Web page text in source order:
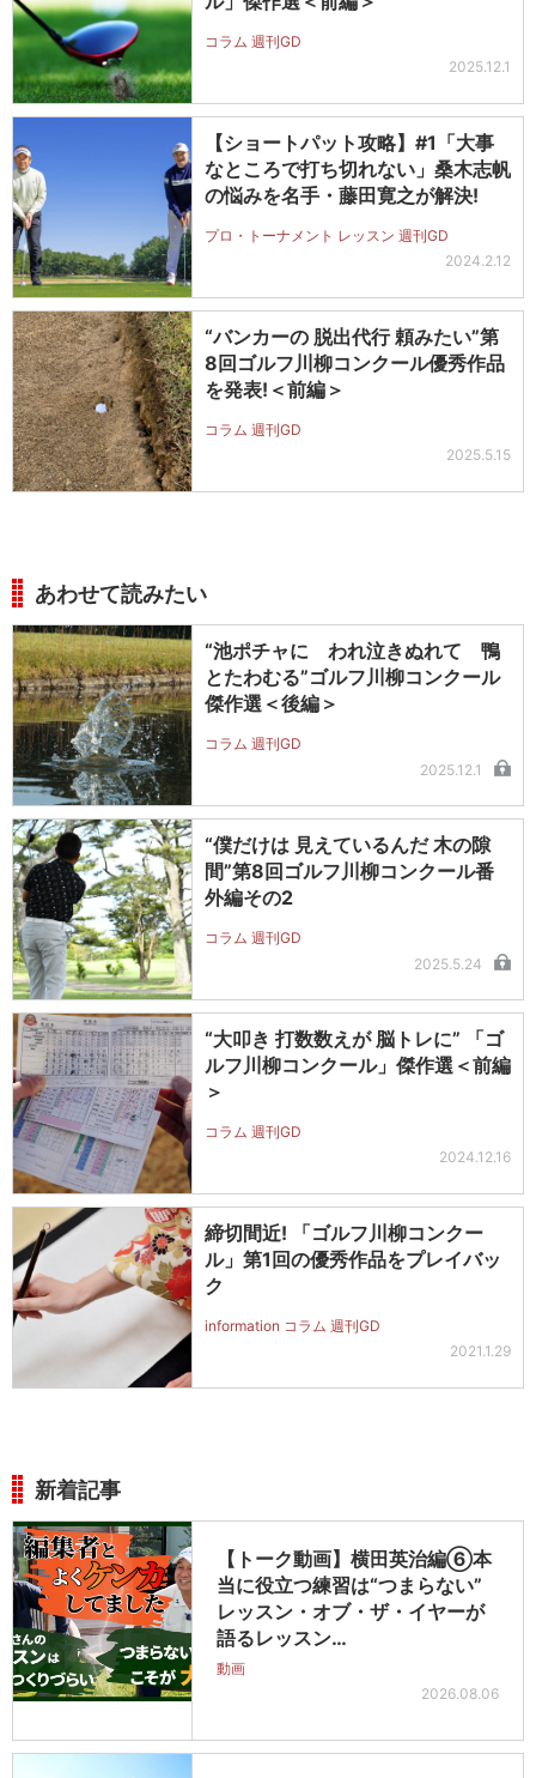
コラム 週刊GD
2025.12.1
【ショートパット攻略】#1「大事
なところで打ち切れない」桑木志帆
の悩みを名手・藤田寛之が解決!
プロ・トーナメント レッスン 週刊GD
2024.2.12
“バンカーの 脱出代行 頼みたい”第
8回ゴルフ川柳コンクール優秀作品
を発表!＜前編＞
コラム 週刊GD
2025.5.15
あわせて読みたい
“池ポチャに われ泣きぬれて 鴨
とたわむる”ゴルフ川柳コンクール
傑作選＜後編＞
コラム 週刊GD
2025.12.1
“僕だけは 見えているんだ 木の隙
間”第8回ゴルフ川柳コンクール番
外編その2
コラム 週刊GD
2025.5.24
“大叩き 打数数えが 脳トレに” 「ゴ
ルフ川柳コンクール」傑作選＜前編
＞
コラム 週刊GD
2024.12.16
締切間近! 「ゴルフ川柳コンクー
ル」第1回の優秀作品をプレイバッ
ク
information コラム 週刊GD
2021.1.29
新着記事
【トーク動画】横田英治編⑥本
当に役立つ練習は“つまらない”
レッスン・オブ・ザ・イヤーが
語るレッスン…
動画
2026.08.06